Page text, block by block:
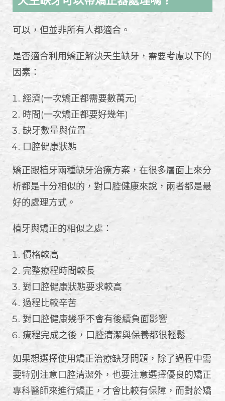
可以，但並非所有人都適合。
是否適合利用矯正解決天生缺牙，需要考慮以下的
因素：
經濟(一次矯正都需要數萬元)
時間(一次矯正都要好幾年)
缺牙數量與位置
口腔健康狀態
矯正跟植牙兩種缺牙治療方案，在很多層面上來分
析都是十分相似的，對口腔健康來說，兩者都是最
好的處理方式。
植牙與矯正的相似之處：
價格較高
完整療程時間較長
對口腔健康狀態要求較高
過程比較辛苦
對口腔健康幾乎不會有後續負面影響
療程完成之後，口腔清潔與保養都很輕鬆
如果想選擇使用矯正治療缺牙問題，除了過程中需
要特別注意口腔清潔外，也要注意選擇優良的矯正
專科醫師來進行矯正，才會比較有保障，而對於矯